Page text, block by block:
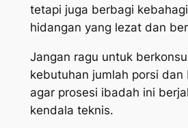
tetapi juga berbagi
hidangan yang lezat dan
Jangan ragu untuk
kebutuhan jumlah porsi
agar prosesi ibadah ini
kendala teknis.